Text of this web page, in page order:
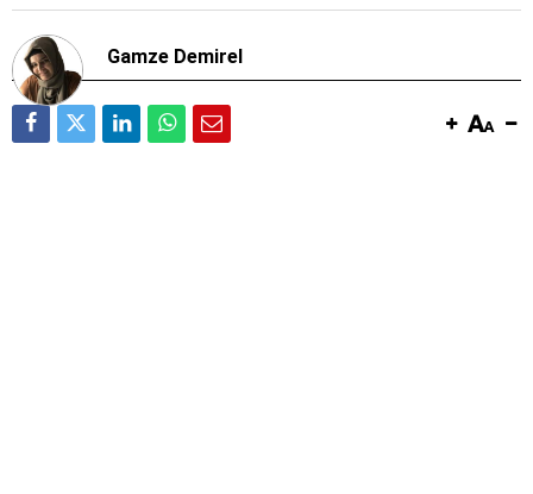
Gamze Demirel